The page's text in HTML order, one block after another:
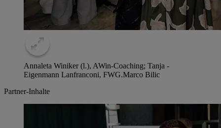
Annaleta Winiker (l.), AWin-Coaching; Tanja ­
Eigenmann Lanfranconi, FWG.Marco Bilic
Partner-Inhalte